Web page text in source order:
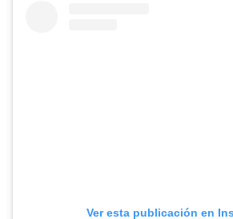
Ver esta publicación en